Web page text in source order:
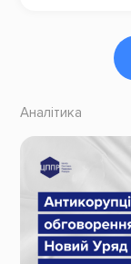
Аналітика